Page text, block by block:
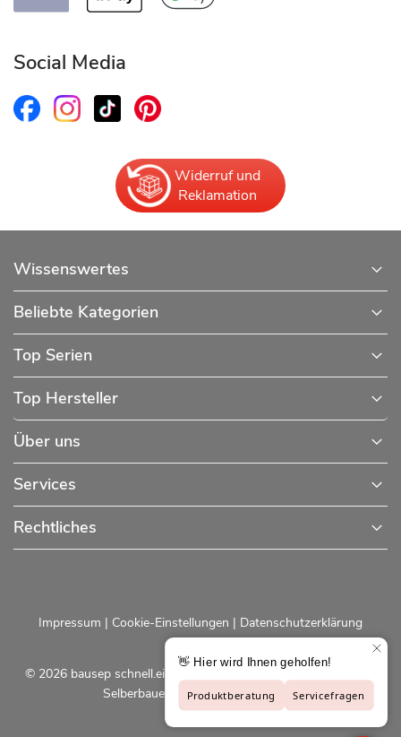
Social Media
Widerruf und
Reklamation
Wissenswertes
Beliebte Kategorien
Top Serien
Top Hersteller
Über uns
Services
Rechtliches
© 2026 bausep schnell.einfach.preiswert - Baustoffe online für
Selberbauer und Profis |bausep.de
Impressum | Cookie-Einstellungen | Datenschutzerklärung